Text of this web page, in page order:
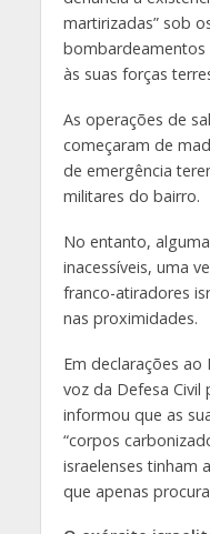
martirizadas” sob
às suas forças
As operações de
começaram de
de emergência
militares do bairro.
No entanto,
inacessíveis, uma
franco-atiradores
nas proximidades.
Em declarações ao
voz da Defesa Civil
informou que as
“corpos
israelenses tinham
que apenas